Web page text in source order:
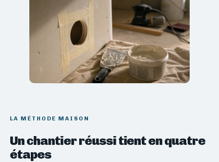
LA MÉTHODE MAISON
Un chantier réussi tient en quatre
étapes